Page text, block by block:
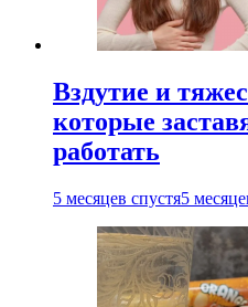
Вздутие и
которые
работать
5 месяцев спустя5